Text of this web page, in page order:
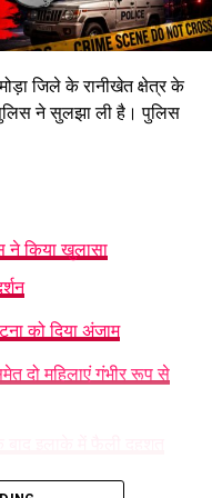
का निरीक्षण कर जांच
जिले के रानीखेत क्षेत्र के
ने सुलझा ली है। पुलिस
ने किया खुलासा
को दिया अंजाम
दो महिलाएं गंभीर रूप से
पुरानी रंजिश बनी हत्या की